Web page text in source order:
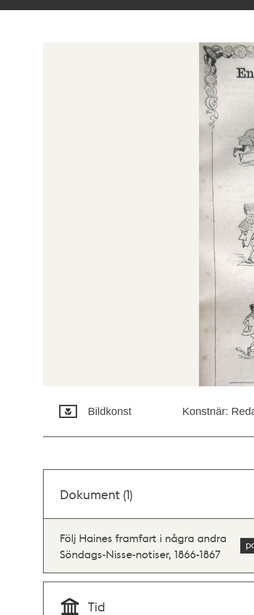
Bildkonst Konstnär:
Dokument (1)
Följ Haines framfart i några andra
Söndags-Nisse-notiser, 1866-1867
Tid